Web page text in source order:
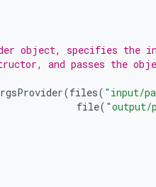
object, specifies the
and passes the
(files( "input/
file( "output/